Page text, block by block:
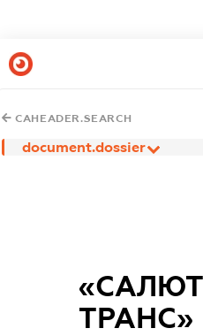
CAHEADER.SEARCH
document.dossier
«САЛЮТ
ТРАНС»